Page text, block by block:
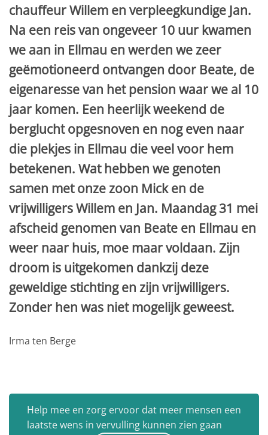
chauffeur Willem en verpleegkundige Jan.
Na een reis van ongeveer 10 uur kwamen
we aan in Ellmau en werden we zeer
geëmotioneerd ontvangen door Beate, de
eigenaresse van het pension waar we al 10
jaar komen. Een heerlijk weekend de
berglucht opgesnoven en nog even naar
die plekjes in Ellmau die veel voor hem
betekenen. Wat hebben we genoten
samen met onze zoon Mick en de
vrijwilligers Willem en Jan. Maandag 31 mei
afscheid genomen van Beate en Ellmau en
weer naar huis, moe maar voldaan. Zijn
droom is uitgekomen dankzij deze
geweldige stichting en zijn vrijwilligers.
Zonder hen was niet mogelijk geweest.
Irma ten Berge
Help mee en zorg ervoor dat meer mensen een
laatste wens in vervulling kunnen zien gaan